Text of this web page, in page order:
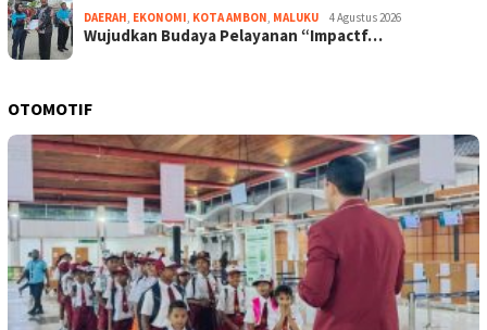
DAERAH EKONOMI KOTA AMBON MALUKU 4 Agustus 2026
Wujudkan Budaya Pelayanan “Impactf…
OTOMOTIF